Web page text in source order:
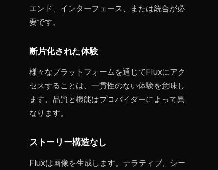
エンド、インターフェース、または統合が必
要です。
断片化された体験
様々なプラットフォームを通じてFluxにアク
セスすることは、一貫性のない体験を意味し
ます。品質と機能はプロバイダーによって異
なります。
ストーリー構造なし
Fluxは画像を生成します。ナラティブ、シー